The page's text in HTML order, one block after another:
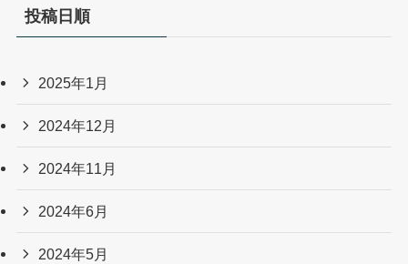
投稿日順
2025年1月
2024年12月
2024年11月
2024年6月
2024年5月